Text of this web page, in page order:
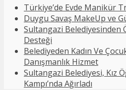
Türkiye’de Evde Manikür
Duygu Savaş MakeUp ve
Sultangazi Belediyesinden
Desteği
Belediyeden Kadın Ve
Danışmanlık Hizmet
Sultangazi Belediyesi, Kız
Kampı’nda Ağırladı